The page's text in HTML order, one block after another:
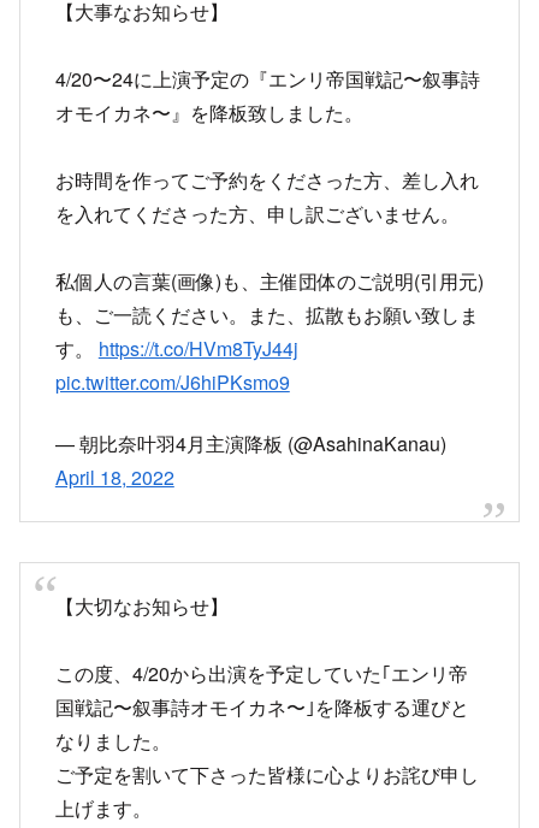
オモイカネ〜』を降板致しました。
お時間を作ってご予約をくださった方、差し入れ
を入れてくださった方、申し訳ございません。
私個人の言葉(画像)も、主催団体のご説明(引用元)
も、ご一読ください。また、拡散もお願い致しま
pic.twitter.com/J6hiPKsmo9
— 朝比奈叶羽4月主演降板 (@AsahinaKanau)
April 18, 2022
この度、4/20から出演を予定していた｢エンリ帝
国戦記〜叙事詩オモイカネ〜｣を降板する運びと
ご予定を割いて下さった皆様に心よりお詫び申し
上げます。
13人が降板となりました。
目を通して頂ければ幸いです。